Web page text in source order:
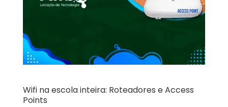
Wifi na escola inteira: Roteadores e Access
Points